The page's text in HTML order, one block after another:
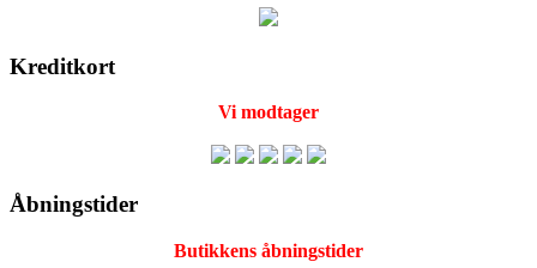
Kreditkort
Vi modtager
Åbningstider
Butikkens åbningstider